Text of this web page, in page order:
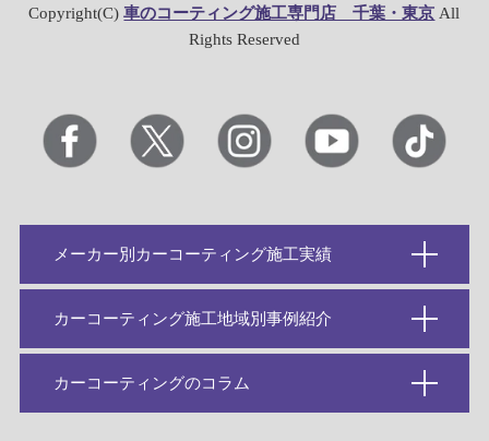
Copyright(C)車のコーティング施工専門店 千葉・東京 All
Rights Reserved
メーカー別カーコーティング施工実績
カーコーティング施工地域別事例紹介
カーコーティングのコラム